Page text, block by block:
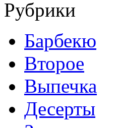
Рубрики
Барбекю
Второе
Выпечка
Десерты